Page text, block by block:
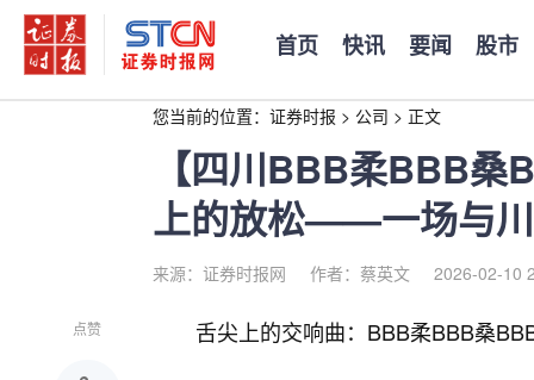
首页 快讯 要闻 股市
您当前的位置： 证券时报 > 公司 > 正文
【四川BBB柔BBB
上的放松——一场与
来源：证券时报网 作者：蔡英文 2026-02-10
点赞 舌尖上的交响曲：BBB柔BBB桑